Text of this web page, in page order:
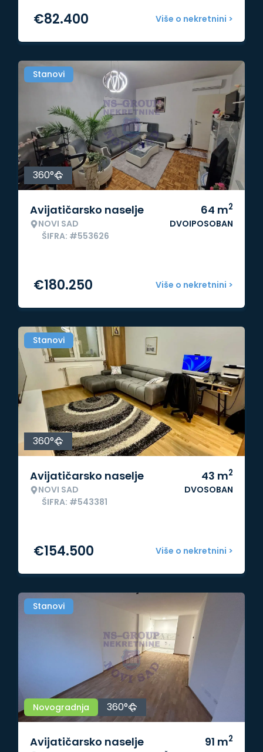
Više o nekretnini >
€82.400
Stanovi
360°
Avijatičarsko naselje
NOVI SAD
ŠIFRA: #553626
64 m2
DVOIPOSOBAN
Više o nekretnini >
€180.250
Stanovi
360°
Avijatičarsko naselje
NOVI SAD
ŠIFRA: #543381
43 m2
DVOSOBAN
Više o nekretnini >
€154.500
Stanovi
Novogradnja 360°
Avijatičarsko naselje 91 m2